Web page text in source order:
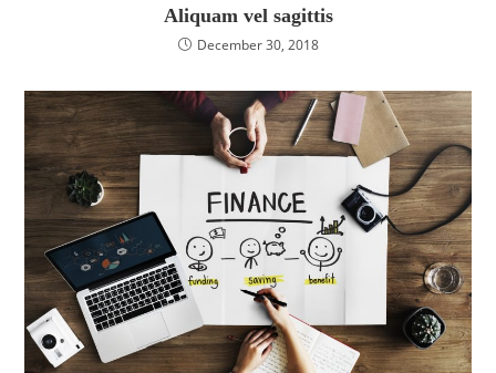
Aliquam vel sagittis
December 30, 2018